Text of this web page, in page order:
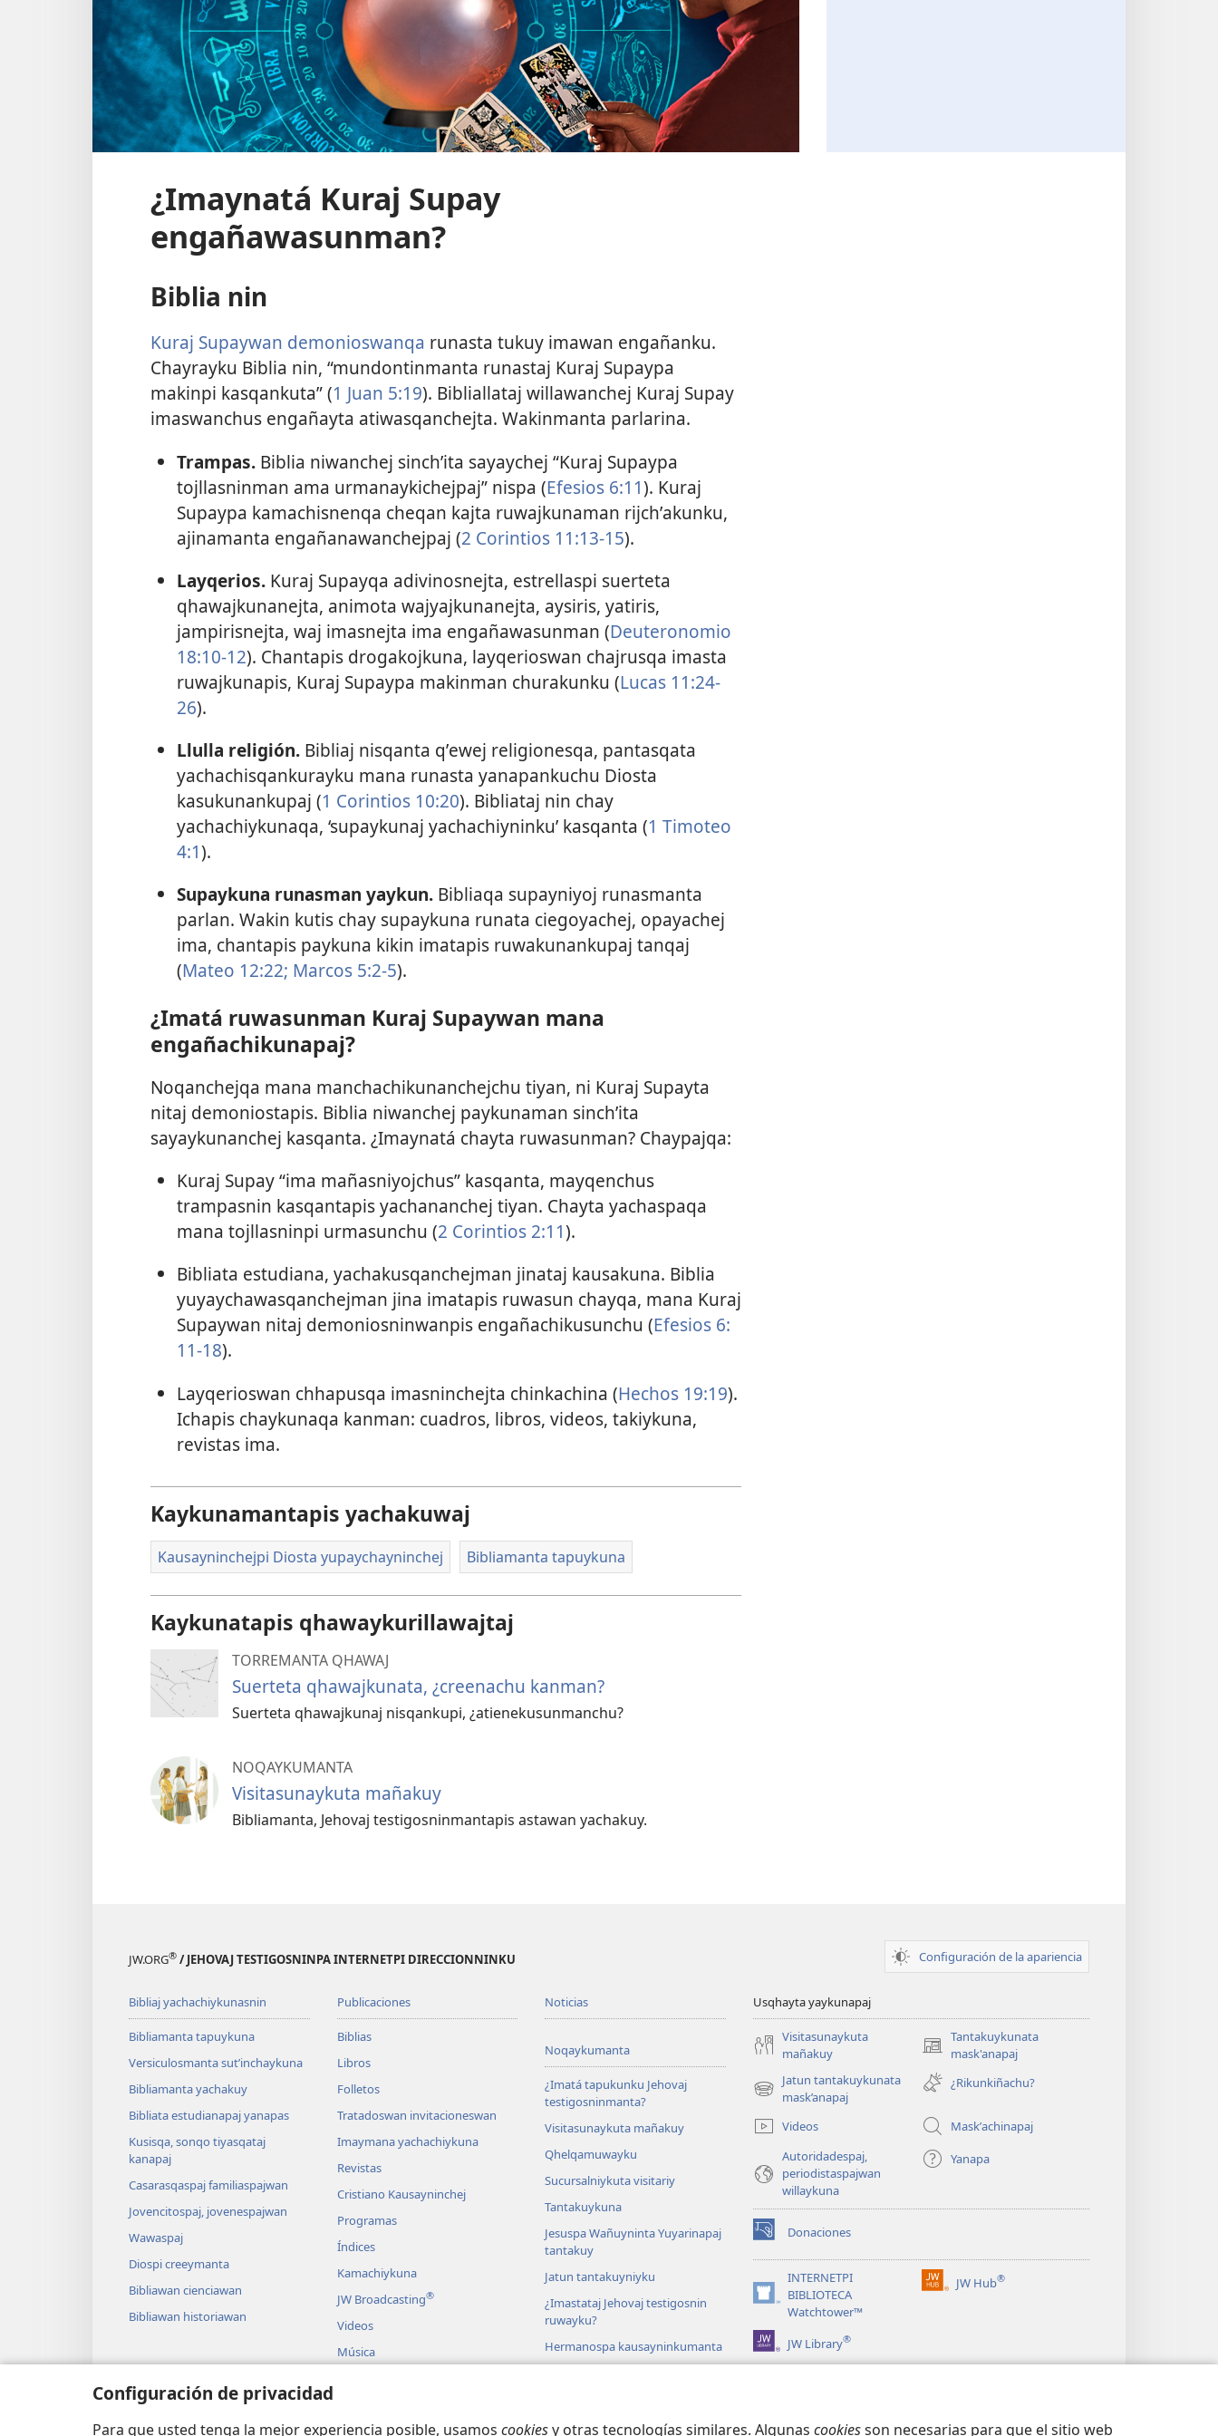
Configuración de privacidad
Para que usted tenga la mejor experiencia posible, usamos cookiesy otras tecnologías similares. Algunas cookiesson necesarias para que el sitio web
¿Imaynatá Kuraj Supay
engañawasunman?
Biblia nin
Kuraj Supaywan demonioswanqa runasta tukuy imawan engañanku.
Chayrayku Biblia nin, “mundontinmanta runastaj Kuraj Supaypa
makinpi kasqankuta” (1 Juan 5:19). Bibliallataj willawanchej Kuraj Supay
imaswanchus engañayta atiwasqanchejta. Wakinmanta parlarina.
Trampas.Biblia niwanchej sinchʼita sayaychej “Kuraj Supaypa
tojllasninman ama urmanaykichejpaj” nispa (Efesios 6:​11). Kuraj
Supaypa kamachisnenqa cheqan kajta ruwajkunaman rijchʼakunku,
ajinamanta engañanawanchejpaj (2 Corintios 11:13-​15).
Layqerios.Kuraj Supayqa adivinosnejta, estrellaspi suerteta
qhawajkunanejta, animota wajyajkunanejta, aysiris, yatiris,
jampirisnejta, waj imasnejta ima engañawasunman (Deuteronomio
18:10-​12). Chantapis drogakojkuna, layqerioswan chajrusqa imasta
ruwajkunapis, Kuraj Supaypa makinman churakunku (Lucas 11:24-​
26).
Llulla religión.Bibliaj nisqanta qʼewej religionesqa, pantasqata
yachachisqankurayku mana runasta yanapankuchu Diosta
kasukunankupaj (1 Corintios 10:20). Bibliataj nin chay
yachachiykunaqa, ‘supaykunaj yachachiyninku’ kasqanta (1 Timoteo
4:1).
Supaykuna runasman yaykun.Bibliaqa supayniyoj runasmanta
parlan. Wakin kutis chay supaykuna runata ciegoyachej, opayachej
ima, chantapis paykuna kikin imatapis ruwakunankupaj tanqaj
(Mateo 12:22; Marcos 5:​2-5).
¿Imatá ruwasunman Kuraj Supaywan mana
engañachikunapaj?
Noqanchejqa mana manchachikunanchejchu tiyan, ni Kuraj Supayta
nitaj demoniostapis. Biblia niwanchej paykunaman sinchʼita
sayaykunanchej kasqanta. ¿Imaynatá chayta ruwasunman? Chaypajqa:
Kuraj Supay “ima mañasniyojchus” kasqanta, mayqenchus
trampasnin kasqantapis yachananchej tiyan. Chayta yachaspaqa
mana tojllasninpi urmasunchu (2 Corintios 2:11).
Bibliata estudiana, yachakusqanchejman jinataj kausakuna. Biblia
yuyaychawasqanchejman jina imatapis ruwasun chayqa, mana Kuraj
Supaywan nitaj demoniosninwanpis engañachikusunchu (Efesios 6:​
11-​18).
Layqerioswan chhapusqa imasninchejta chinkachina (Hechos 19:19).
Ichapis chaykunaqa kanman: cuadros, libros, videos, takiykuna,
revistas ima.
Kaykunamantapis yachakuwaj
Kausayninchejpi Diosta yupaychayninchej Bibliamanta tapuykuna
Kaykunatapis qhawaykurillawajtaj
TORREMANTA QHAWAJ
Suerteta qhawajkunata, ¿creenachu kanman?
Suerteta qhawajkunaj nisqankupi, ¿atienekusunmanchu?
NOQAYKUMANTA
Visitasunaykuta mañakuy
Bibliamanta, Jehovaj testigosninmantapis astawan yachakuy.
JW.ORG® / JEHOVAJ TESTIGOSNINPA INTERNETPI DIRECCIONNINKU Configuración de la apariencia
Bibliaj yachachiykunasnin
Bibliamanta tapuykuna
Versiculosmanta sutʼinchaykuna
Bibliamanta yachakuy
Bibliata estudianapaj yanapas
Kusisqa, sonqo tiyasqataj
kanapaj
Casarasqaspaj familiaspajwan
Jovencitospaj, jovenespajwan
Wawaspaj
Diospi creeymanta
Bibliawan cienciawan
Bibliawan historiawan
Publicaciones
Biblias
Libros
Folletos
Tratadoswan invitacioneswan
Imaymana yachachiykuna
Revistas
Cristiano Kausayninchej
Programas
Índices
Kamachiykuna
JW Broadcasting®
Videos
Música
actuaciones
Noticias
Noqaykumanta
¿Imatá tapukunku Jehovaj
testigosninmanta?
Visitasunaykuta mañakuy
Qhelqamuwayku
Sucursalniykuta visitariy
Tantakuykuna
Jesuspa Wañuyninta Yuyarinapaj
tantakuy
Jatun tantakuyniyku
¿Imastataj Jehovaj testigosnin
ruwayku?
Hermanospa kausayninkumanta
Usqhayta yaykunapaj
Visitasunaykuta
mañakuy
Tantakuykunata
mask'anapaj
(opens
new
window)
Jatun tantakuykunata
mask’anapaj
(opens
window)
¿Rikunkiñachu?
Videos
Maskʼachinapaj
Autoridadespaj,
periodistaspajwan
willaykuna
Yanapa
Donaciones
(opens
new
window)INTERNETPI
BIBLIOTECA
Watchtower™
(opens
window)
JW Hub®
(opens
JW Library®